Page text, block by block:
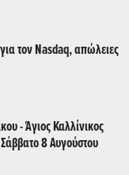
τον Nasdaq, απώλειες
- Άγιος Καλλίνικος
8 Αυγούστου